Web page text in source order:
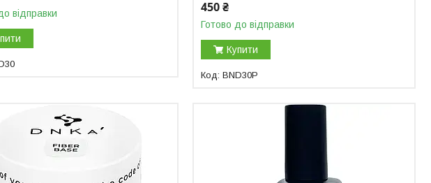
відправки 450 ₴
Готово до відправки
Купити
BND30P